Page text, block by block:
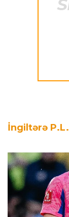
İngiltərə P.L.